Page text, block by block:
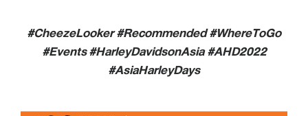
#CheezeLooker #Recommended #WhereToGo
#Events #HarleyDavidsonAsia #AHD2022
#AsiaHarleyDays